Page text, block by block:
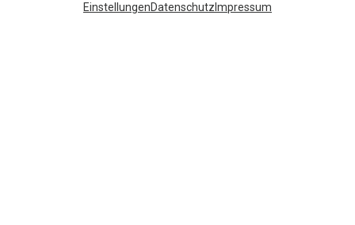
EinstellungenDatenschutz Impressum